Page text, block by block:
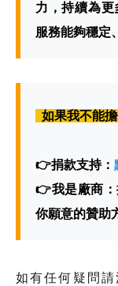
力，持續為
服務能夠穩定
如果我不能
👉捐款支持：
👉我是廠商：
你願意的贊助
如有任何疑問